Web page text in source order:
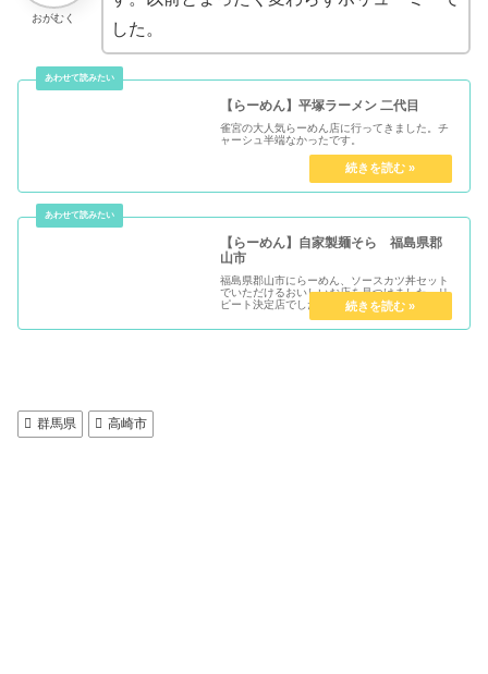
おがむく
した。
【らーめん】平塚ラーメン 二代目
雀宮の大人気らーめん店に行ってきました。チ
ャーシュ半端なかったです。
【らーめん】自家製麺そら 福島県郡
山市
福島県郡山市にらーめん、ソースカツ丼セット
でいただけるおいしいお店を見つけました。リ
ピート決定店でした。
群馬県 高崎市